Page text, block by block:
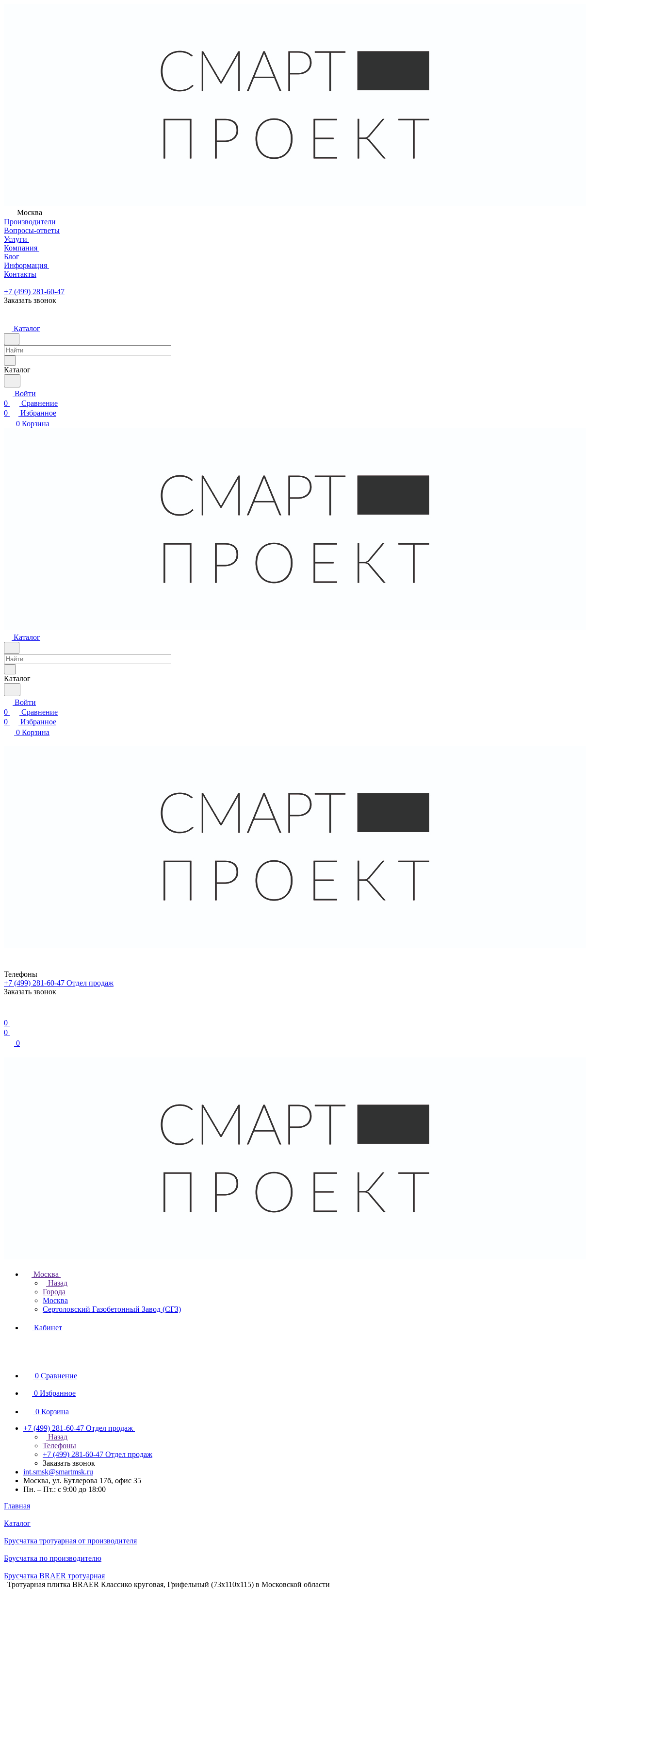
Москва
Производители
Вопросы-ответы
Услуги
Компания
Блог
Информация
Контакты
+7 (499) 281-60-47
Заказать звонок
Каталог
Каталог
Войти
0
Сравнение
0
Избранное
0 Корзина
Каталог
Каталог
Войти
0
Сравнение
0
Избранное
0 Корзина
Телефоны
+7 (499) 281-60-47 Отдел продаж
Заказать звонок
0
0
0
Москва
Назад
Города
Москва
Сертоловский Газобетонный Завод (СГЗ)
Кабинет
0 Сравнение
0 Избранное
0 Корзина
+7 (499) 281-60-47 Отдел продаж
Назад
Телефоны
+7 (499) 281-60-47 Отдел продаж
Заказать звонок
int.smsk@smartmsk.ru
Москва, ул. Бутлерова 17б, офис 35
Пн. – Пт.: с 9:00 до 18:00
Главная
Каталог
Брусчатка тротуарная от производителя
Брусчатка по производителю
Брусчатка BRAER тротуарная
Тротуарная плитка BRAER Классико круговая, Грифельный (73х110х115) в Московской области